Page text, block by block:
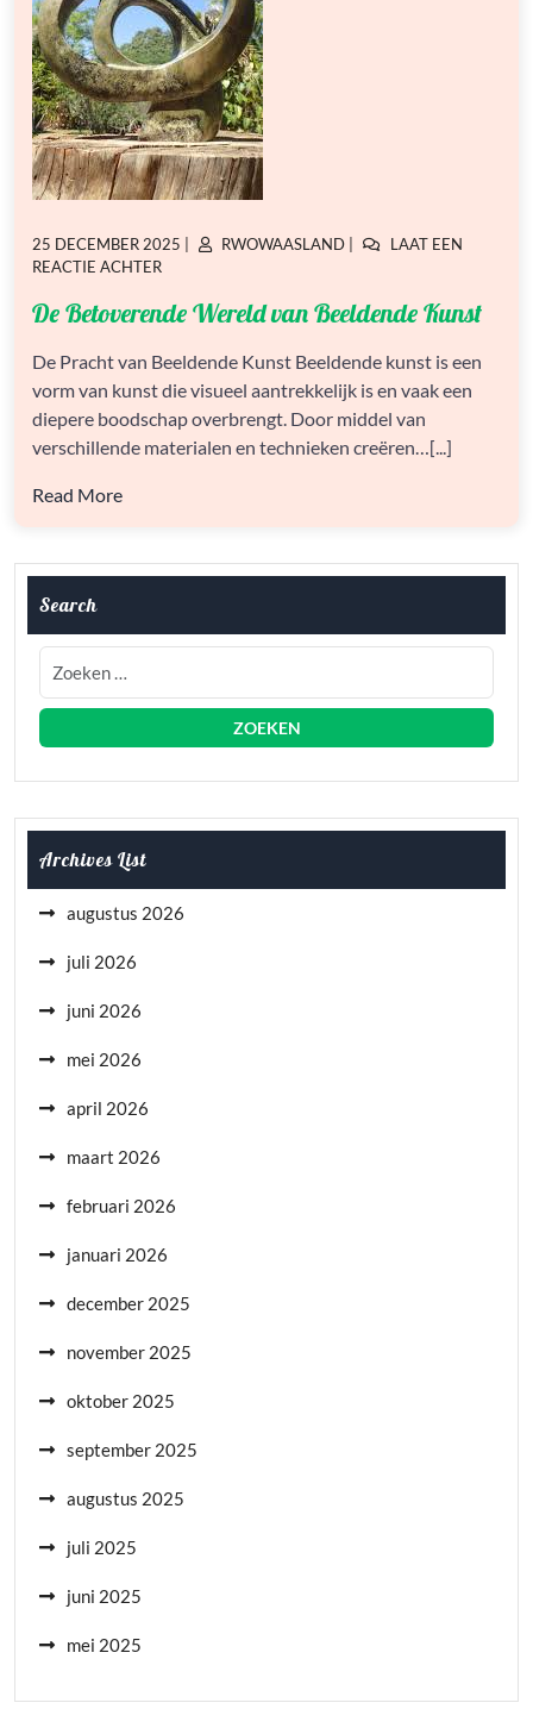
GEPLAATST
OP
25 DECEMBER 2025
GEPLAATST
RWOWAASLAND
LAAT EEN
REACTIE ACHTEROP
BETOVERENDE
VAN
KUNST
De Betoverende Wereld van Beeldende Kunst
De Pracht van Beeldende Kunst Beeldende kunst is een
vorm van kunst die visueel aantrekkelijk is en vaak een
diepere boodschap overbrengt. Door middel van
verschillende materialen en technieken creëren…[...]
Read More
Search
Archives List
augustus 2026
juli 2026
juni 2026
mei 2026
april 2026
maart 2026
februari 2026
januari 2026
december 2025
november 2025
oktober 2025
september 2025
augustus 2025
juli 2025
juni 2025
mei 2025